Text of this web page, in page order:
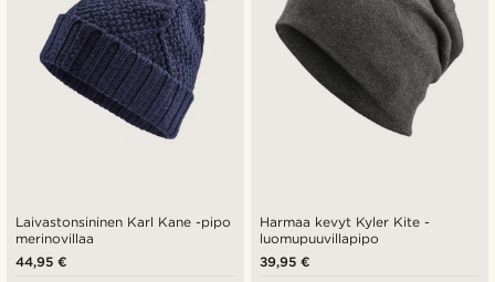
Laivastonsininen Karl Kane -pipo
merinovillaa
44,95 €
Harmaa kevyt Kyler Kite -
luomupuuvillapipo
39,95 €